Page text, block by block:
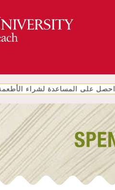
احصل على المساعدة لشراء